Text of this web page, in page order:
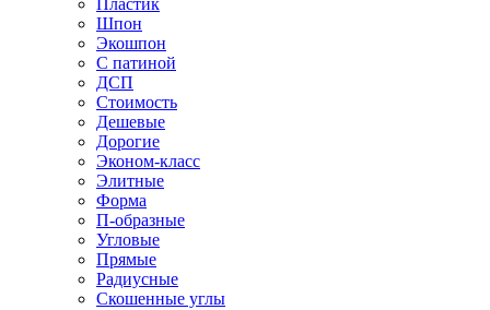
Пластик
Шпон
Экошпон
С патиной
ДСП
Стоимость
Дешевые
Дорогие
Эконом-класс
Элитные
Форма
П-образные
Угловые
Прямые
Радиусные
Скошенные углы